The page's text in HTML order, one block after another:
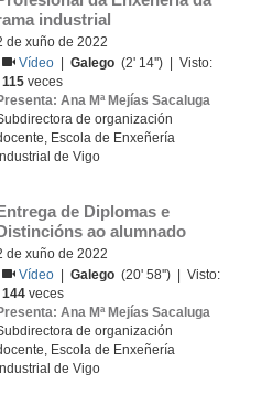
industrial
de xuño de 2022
Vídeo
|Galego (2' 14'') | Visto:
115 veces
Ana Mª Mejías Sacaluga
de organización
Escola de Enxeñería
Industrial de Vigo
de Diplomas e
ao alumnado
de xuño de 2022
Vídeo
|Galego (20' 58'') | Visto:
144 veces
Ana Mª Mejías Sacaluga
de organización
Escola de Enxeñería
Industrial de Vigo